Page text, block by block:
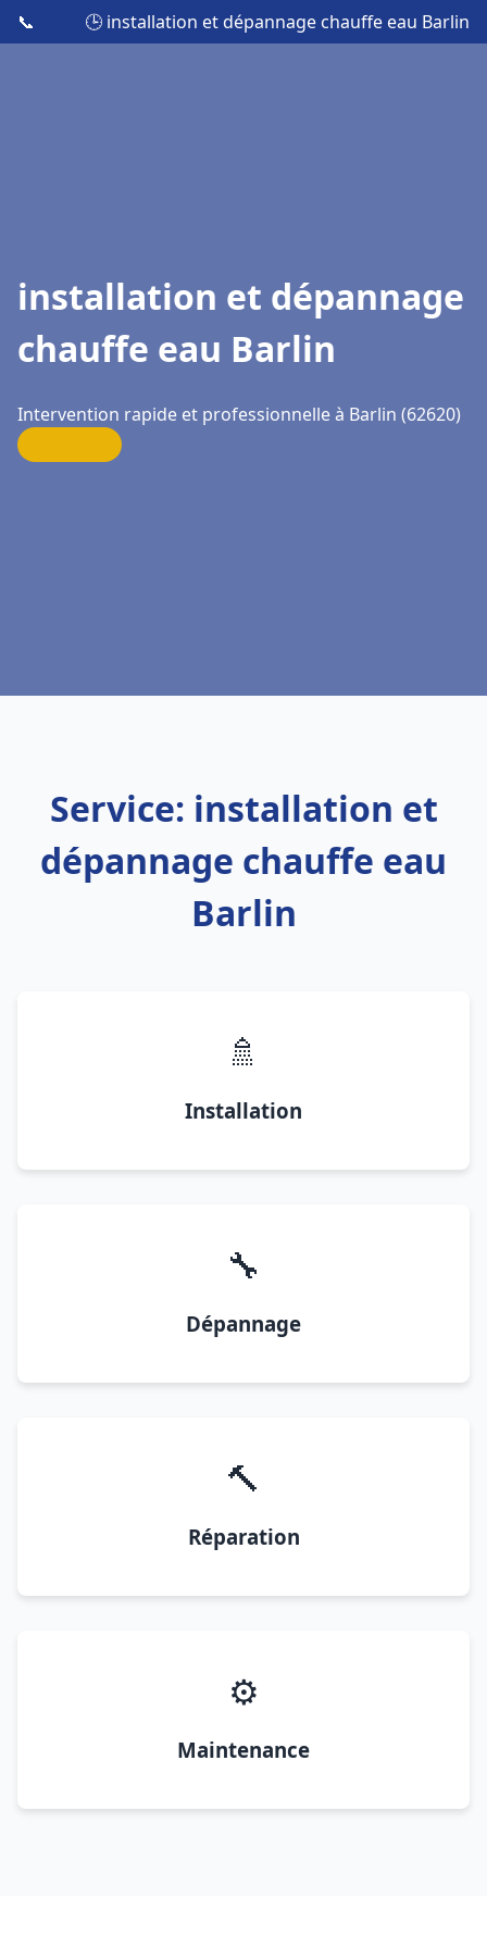
📞 🕒 installation et dépannage chauffe eau Barlin
installation et dépannage
chauffe eau Barlin
Intervention rapide et professionnelle à Barlin (62620)
Service: installation et
dépannage chauffe eau
Barlin
🚿
Installation
🔧
Dépannage
🔨
Réparation
⚙️
Maintenance